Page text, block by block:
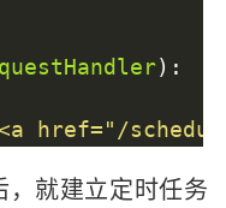
):
href="/
就建立定时任务